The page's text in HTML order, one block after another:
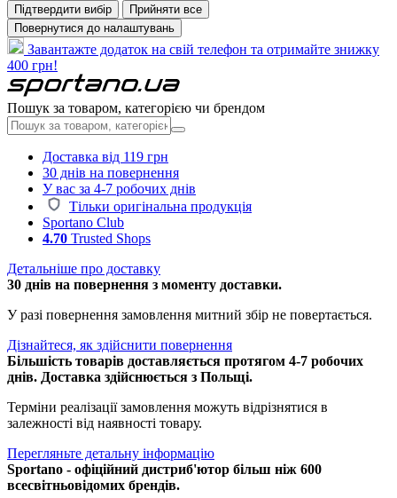
Підтвердити вибір
Прийняти все
Повернутися до налаштувань
Завантажте додаток на свій телефон та отримайте знижку
400 грн!
Пошук за товаром, категорією чи брендом
Доставка від 119 грн
30 днів на повернення
У вас за 4-7 робочих днів
Тільки оригінальна продукція
Sportano Club
4.70 Trusted Shops
Детальніше про доставку
30 днів на повернення з моменту доставки.
У разі повернення замовлення митний збір не повертається.
Дізнайтеся, як здійснити повернення
Більшість товарів доставляється протягом 4-7 робочих
днів. Доставка здійснюється з Польщі.
Терміни реалізації замовлення можуть відрізнятися в
залежності від наявності товару.
Перегляньте детальну інформацію
Sportano - офіційний дистриб'ютор більш ніж 600
всесвітньовідомих брендів.